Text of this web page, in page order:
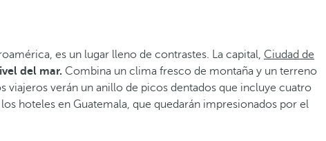
es un lugar lleno de contrastes. La capital, Ciudad de
del mar. Combina un clima fresco de montaña y un terreno
viajeros verán un anillo de picos dentados que incluye cuatro
hoteles en Guatemala, que quedarán impresionados por el